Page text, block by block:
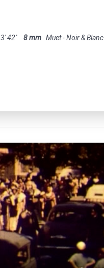
3' 42'' 8 mm Muet - Noir & Blanc